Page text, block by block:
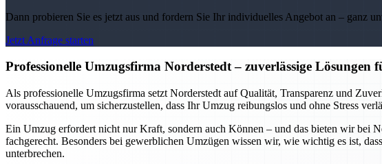
Dann probieren Sie es jetzt aus und fordern Sie Ihr individuelles Angebot an – ganz
Jetzt Anfrage starten
Professionelle Umzugsfirma Norderstedt – zuverlässige
Als professionelle Umzugsfirma setzt Norderstedt auf Qualität, Transparenz und
vorausschauend, um sicherzustellen, dass Ihr Umzug reibungslos und ohne Stress
Ein Umzug erfordert nicht nur Kraft, sondern auch Können – und das bieten wir bei
fachgerecht. Besonders bei gewerblichen Umzügen wissen wir, wie wichtig es ist,
unterbrechen.